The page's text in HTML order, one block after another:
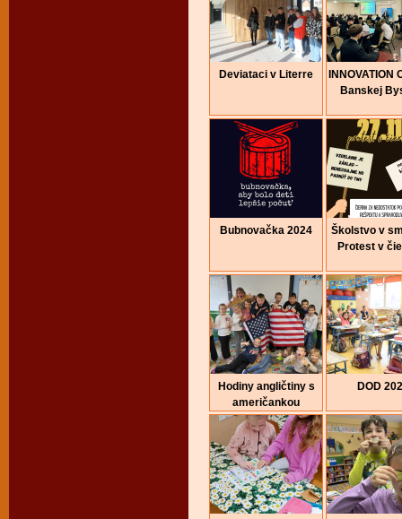
Deviataci v Literre
INNOVATION
Banskej
Bubnovačka 2024
Školstvo v
Protest v
Hodiny angličtiny s
američankou
DOD